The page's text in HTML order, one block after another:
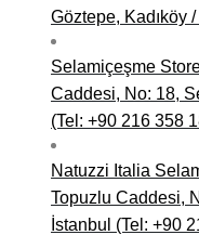
Göztepe, Kadıköy
Selamiçeşme
Caddesi, No: 18,
(Tel: +90 216 358
Natuzzi Italia
Topuzlu Caddesi,
İstanbul (Tel: +90